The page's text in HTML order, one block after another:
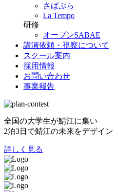
さばぷら
La Tempo
研修
オープンSABAE
講演依頼・視察について
スクール案内
採用情報
お問い合わせ
事業報告
全国の大学生が鯖江に集い
2泊3日で鯖江の未来をデザイン
詳しく見る